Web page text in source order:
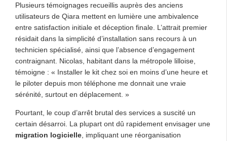
Plusieurs témoignages recueillis auprès des anciens
utilisateurs de Qiara mettent en lumière une ambivalence
entre satisfaction initiale et déception finale. L’attrait premier
résidait dans la simplicité d’installation sans recours à un
technicien spécialisé, ainsi que l’absence d’engagement
contraignant. Nicolas, habitant dans la métropole lilloise,
témoigne : « Installer le kit chez soi en moins d’une heure et
le piloter depuis mon téléphone me donnait une vraie
sérénité, surtout en déplacement. »
Pourtant, le coup d’arrêt brutal des services a suscité un
certain désarroi. La plupart ont dû rapidement envisager une
migration logicielle , impliquant une réorganisation